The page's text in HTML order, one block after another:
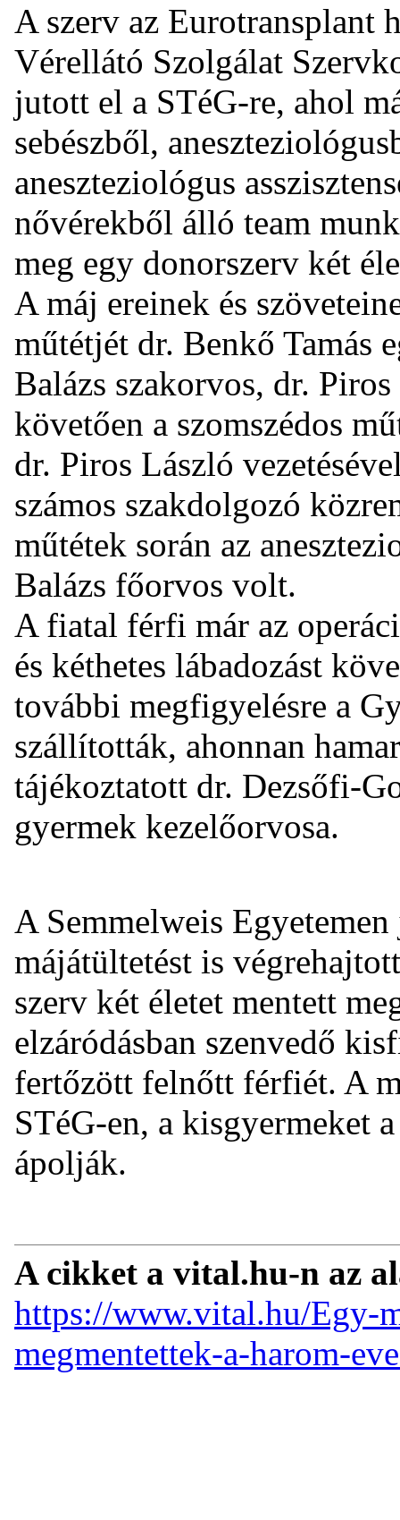
A szerv az Eurotransplant
Vérellátó Szolgálat
jutott el a STéG-re, ahol
sebészből,
aneszteziológus
nővérekből álló team
meg egy donorszerv két
A máj ereinek és
műtétjét dr. Benkő Tamás
Balázs szakorvos, dr.
követően a szomszédos
dr. Piros László
számos szakdolgozó
műtétek során az
Balázs főorvos volt.
A fiatal férfi már az
és kéthetes lábadozást
további megfigyelésre a
szállították, ahonnan
tájékoztatott dr. Dezsőfi-
gyermek kezelőorvosa.
A Semmelweis
májátültetést is
szerv két életet mentett
elzáródásban szenvedő
fertőzött felnőtt férfiét. A
STéG-en, a kisgyermeket
ápolják.
A cikket a vital.hu-n az
https://www.vital.hu/Egy-
megmentettek-a-harom-